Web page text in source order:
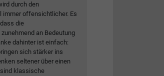
durch den
immer offensichtlicher. Es
die
an Bedeutung
dahinter ist einfach:
sich stärker ins
seltener über einen
klassische